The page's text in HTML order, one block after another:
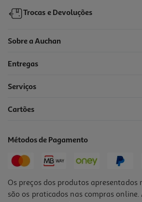
-13%
Price reduced from
22,99 €to
Promoção
Trocas e Devoluções
Sobre a Auchan
Entregas
Serviços
Cartões
Métodos de Pagamento
Os preços dos produtos apresentados
são os praticados nas compras